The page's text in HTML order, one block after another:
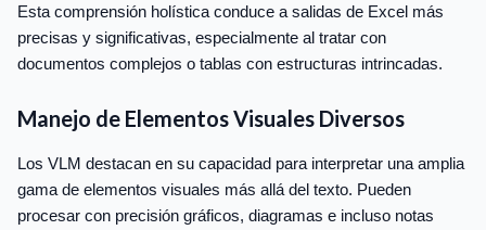
Esta comprensión holística conduce a salidas de Excel más
precisas y significativas, especialmente al tratar con
documentos complejos o tablas con estructuras intrincadas.
Manejo de Elementos Visuales Diversos
Los VLM destacan en su capacidad para interpretar una amplia
gama de elementos visuales más allá del texto. Pueden
procesar con precisión gráficos, diagramas e incluso notas